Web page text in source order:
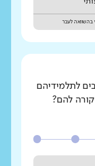
בהשוואה לעבר
לתלמידיהם
להם?